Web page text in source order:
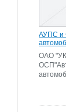
АУПС и
ОАО